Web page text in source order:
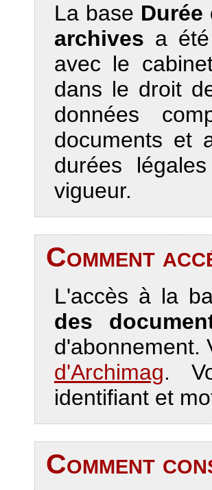
La base
archives a
avec le
dans le droit
données
documents et
durées
vigueur.
Comment
L'accès à la
des
d'abonnement.
d'Archimag.
identifiant et
Comment